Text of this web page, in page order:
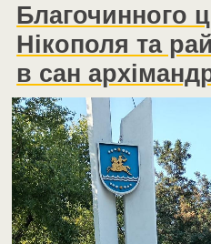
Благочинного
Нікополя та
в сан